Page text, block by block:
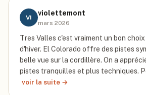
VI
violettemont
mars 2026
Tres Valles c'est vraiment un bon
d'hiver. El Colorado offre des pistes
belle vue sur la cordillère. On a
pistes tranquilles et plus techniques.
voir la suite →